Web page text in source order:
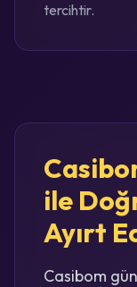
tercihtir.
ile
Ayırt
Casibom